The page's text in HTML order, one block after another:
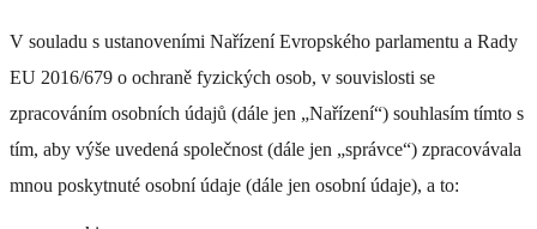
V souladu s ustanoveními Nařízení Evropského parlamentu a Rady
EU 2016/679 o ochraně fyzických osob, v souvislosti se
zpracováním osobních údajů (dále jen „Nařízení“) souhlasím tímto s
tím, aby výše uvedená společnost (dále jen „správce“) zpracovávala
mnou poskytnuté osobní údaje (dále jen osobní údaje), a to: